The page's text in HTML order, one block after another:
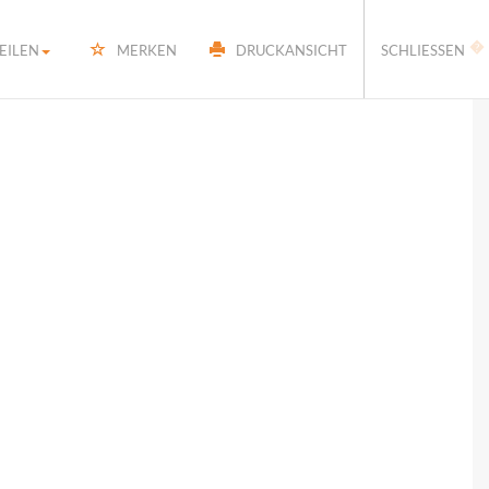
MERKEN DRUCKANSICHT �
SCHLIESSEN